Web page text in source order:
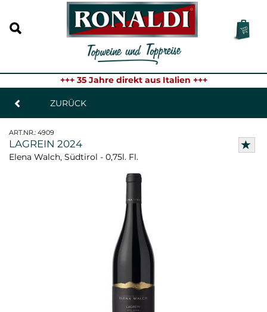
+++ 35 Jahre direkt aus Italien +++
ZURÜCK
ART.NR.: 4909
LAGREIN 2024
Elena Walch, Südtirol - 0,75l. Fl.